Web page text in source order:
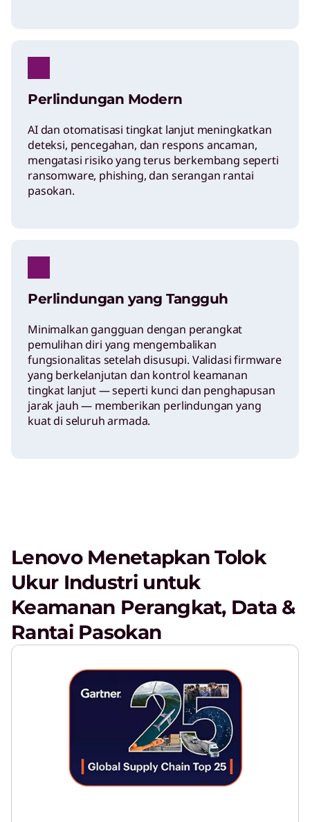
Perlindungan Modern
AI dan otomatisasi tingkat lanjut meningkatkan
deteksi, pencegahan, dan respons ancaman,
mengatasi risiko yang terus berkembang seperti
ransomware, phishing, dan serangan rantai
pasokan.
Perlindungan yang Tangguh
Minimalkan gangguan dengan perangkat
pemulihan diri yang mengembalikan
fungsionalitas setelah disusupi. Validasi firmware
yang berkelanjutan dan kontrol keamanan
tingkat lanjut — seperti kunci dan penghapusan
jarak jauh — memberikan perlindungan yang
kuat di seluruh armada.
Lenovo Menetapkan Tolok
Ukur Industri untuk
Keamanan Perangkat, Data &
Rantai Pasokan